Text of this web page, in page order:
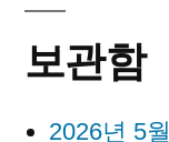
보관함
2026년 5월